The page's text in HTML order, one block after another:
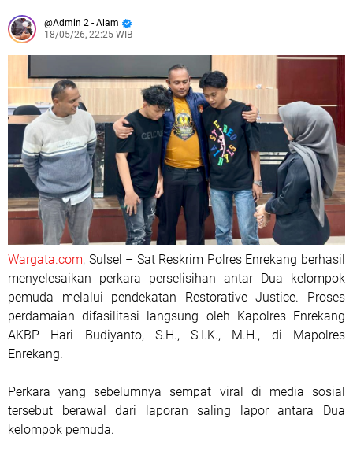
Admin 2 - Alam
18/05/26, 22:25 WIB
Wargata.com, Sulsel – Sat Reskrim Polres Enrekang berhasil
menyelesaikan perkara perselisihan antar Dua kelompok
pemuda melalui pendekatan Restorative Justice. Proses
perdamaian difasilitasi langsung oleh Kapolres Enrekang
AKBP Hari Budiyanto, S.H., S.I.K., M.H., di Mapolres
Enrekang.
Perkara yang sebelumnya sempat viral di media sosial
tersebut berawal dari laporan saling lapor antara Dua
kelompok pemuda.